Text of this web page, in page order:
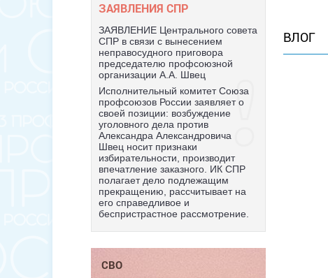
ЗАЯВЛЕНИЯ СПР
ЗАЯВЛЕНИЕ Центрального совета
СПР в связи с вынесением
неправосудного приговора
председателю профсоюзной
организации А.А. Швец
Исполнительный комитет Союза
профсоюзов России заявляет о
своей позиции: возбуждение
уголовного дела против
Александра Александровича
Швец носит признаки
избирательности, производит
впечатление заказного. ИК СПР
полагает дело подлежащим
прекращению, рассчитывает на
его справедливое и
беспристрастное рассмотрение.
СВО
ВЛОГ